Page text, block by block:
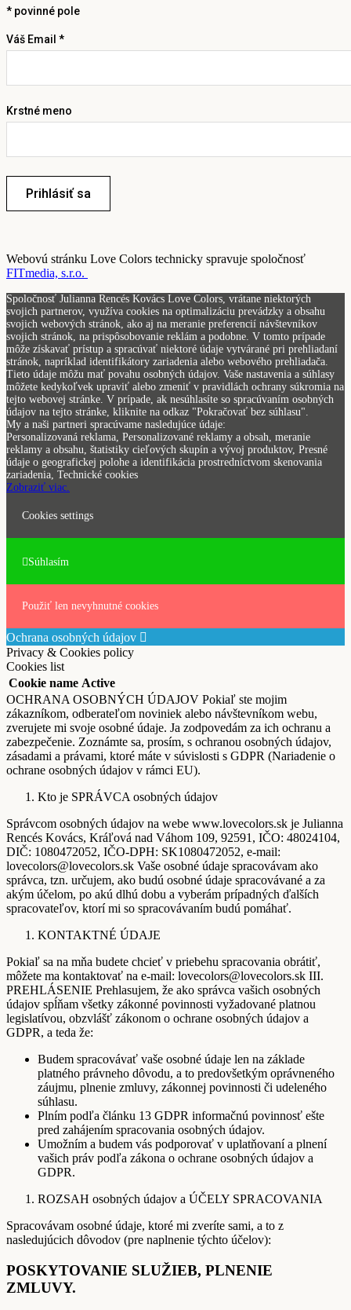
* povinné pole
Váš Email *
Krstné meno
Prihlásiť sa
Webovú stránku Love Colors technicky spravuje spoločnosť
FITmedia, s.r.o.
Spoločnosť Julianna Rencés Kovács Love Colors, vrátane niektorých
svojich partnerov, využíva cookies na optimalizáciu prevádzky a obsahu
svojich webových stránok, ako aj na meranie preferencií návštevníkov
svojich stránok, na prispôsobovanie reklám a podobne. V tomto prípade
môže získavať prístup a spracúvať niektoré údaje vytvárané pri prehliadaní
stránok, napríklad identifikátory zariadenia alebo webového prehliadača.
Tieto údaje môžu mať povahu osobných údajov. Vaše nastavenia a súhlasy
môžete kedykoľvek upraviť alebo zmeniť v pravidlách ochrany súkromia na
tejto webovej stránke. V prípade, ak nesúhlasíte so spracúvaním osobných
údajov na tejto stránke, kliknite na odkaz "Pokračovať bez súhlasu".
My a naši partneri spracúvame nasledujúce údaje:
Personalizovaná reklama, Personalizované reklamy a obsah, meranie
reklamy a obsahu, štatistiky cieľových skupín a vývoj produktov, Presné
údaje o geografickej polohe a identifikácia prostredníctvom skenovania
zariadenia, Technické cookies
Zobraziť viac.
Cookies settings
Súhlasím
Použiť len nevyhnutné cookies
Ochrana osobných údajov
Privacy & Cookies policy
Cookies list
Cookie name Active
OCHRANA OSOBNÝCH ÚDAJOV Pokiaľ ste mojim
zákazníkom, odberateľom noviniek alebo návštevníkom webu,
zverujete mi svoje osobné údaje. Ja zodpovedám za ich ochranu a
zabezpečenie. Zoznámte sa, prosím, s ochranou osobných údajov,
zásadami a právami, ktoré máte v súvislosti s GDPR (Nariadenie o
ochrane osobných údajov v rámci EU).
Kto je SPRÁVCA osobných údajov
Správcom osobných údajov na webe www.lovecolors.sk je Julianna
Rencés Kovács, Kráľová nad Váhom 109, 92591, IČO: 48024104,
DIČ: 1080472052, IČO-DPH: SK1080472052, e-mail:
lovecolors@lovecolors.sk Vaše osobné údaje spracovávam ako
správca, tzn. určujem, ako budú osobné údaje spracovávané a za
akým účelom, po akú dlhú dobu a vyberám prípadných ďalších
spracovateľov, ktorí mi so spracovávaním budú pomáhať.
KONTAKTNÉ ÚDAJE
Pokiaľ sa na mňa budete chcieť v priebehu spracovania obrátiť,
môžete ma kontaktovať na e-mail: lovecolors@lovecolors.sk III.
PREHLÁSENIE Prehlasujem, že ako správca vašich osobných
údajov spĺňam všetky zákonné povinnosti vyžadované platnou
legislatívou, obzvlášť zákonom o ochrane osobných údajov a
GDPR, a teda že:
Budem spracovávať vaše osobné údaje len na základe
platného právneho dôvodu, a to predovšetkým oprávneného
záujmu, plnenie zmluvy, zákonnej povinnosti či udeleného
súhlasu.
Plním podľa článku 13 GDPR informačnú povinnosť ešte
pred zahájením spracovania osobných údajov.
Umožním a budem vás podporovať v uplatňovaní a plnení
vašich práv podľa zákona o ochrane osobných údajov a
GDPR.
ROZSAH osobných údajov a ÚČELY SPRACOVANIA
Spracovávam osobné údaje, ktoré mi zveríte sami, a to z
nasledujúcich dôvodov (pre naplnenie týchto účelov):
POSKYTOVANIE SLUŽIEB, PLNENIE
ZMLUVY.